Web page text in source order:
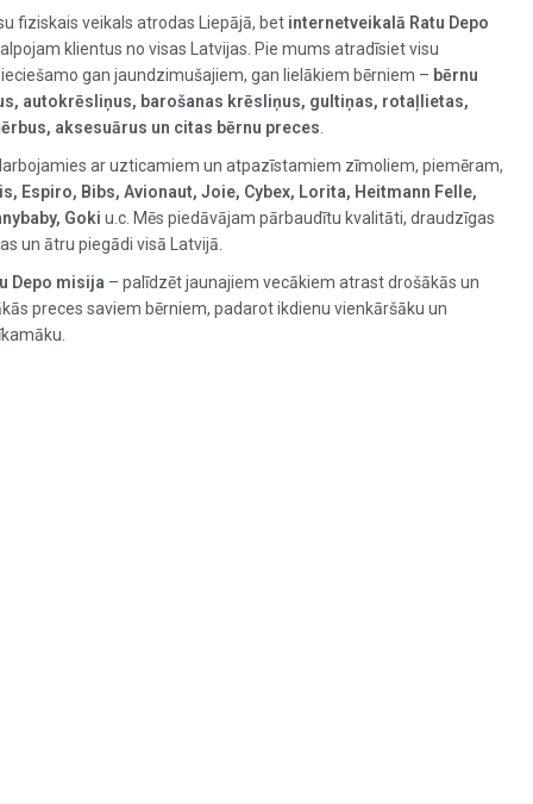
fiziskais veikals atrodas Liepājā, bet internetveikalā Ratu Depo
klientus no visas Latvijas. Pie mums atradīsiet visu
gan jaundzimušajiem, gan lielākiem bērniem – bērnu
autokrēsliņus, barošanas krēsliņus, gultiņas, rotaļlietas,
aksesuārus un citas bērnu preces
ar uzticamiem un atpazīstamiem zīmoliem, piemēram,
Espiro, Bibs, Avionaut, Joie, Cybex, Lorita, Heitmann Felle,
Goki u.c. Mēs piedāvājam pārbaudītu kvalitāti, draudzīgas
un ātru piegādi visā Latvijā.
Depo misija – palīdzēt jaunajiem vecākiem atrast drošākās un
preces saviem bērniem, padarot ikdienu vienkāršāku un